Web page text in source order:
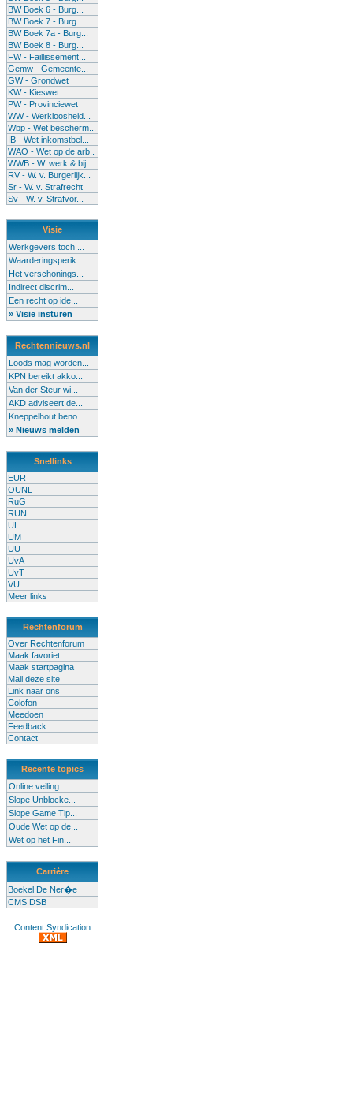
BW Boek 6 - Burg...
BW Boek 7 - Burg...
BW Boek 7a - Burg...
BW Boek 8 - Burg...
FW - Faillissement...
Gemw - Gemeente...
GW - Grondwet
KW - Kieswet
PW - Provinciewet
WW - Werkloosheid...
Wbp - Wet bescherm...
IB - Wet inkomstbel...
WAO - Wet op de arb..
WWB - W. werk & bij...
RV - W. v. Burgerlijk...
Sr - W. v. Strafrecht
Sv - W. v. Strafvor...
Visie
Werkgevers toch ...
Waarderingsperik...
Het verschonings...
Indirect discrim...
Een recht op ide...
» Visie insturen
Rechtennieuws.nl
Loods mag worden...
KPN bereikt akko...
Van der Steur wi...
AKD adviseert de...
Kneppelhout beno...
» Nieuws melden
Snellinks
EUR
OUNL
RuG
RUN
UL
UM
UU
UvA
UvT
VU
Meer links
Rechtenforum
Over Rechtenforum
Maak favoriet
Maak startpagina
Mail deze site
Link naar ons
Colofon
Meedoen
Feedback
Contact
Recente topics
Online veiling...
Slope Unblocke...
Slope Game Tip...
Oude Wet op de...
Wet op het Fin...
Carrière
Boekel De Ner�e
CMS DSB
Content Syndication